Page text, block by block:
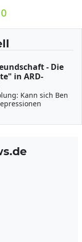
0
- Die
in ARD-
Kann sich Ben